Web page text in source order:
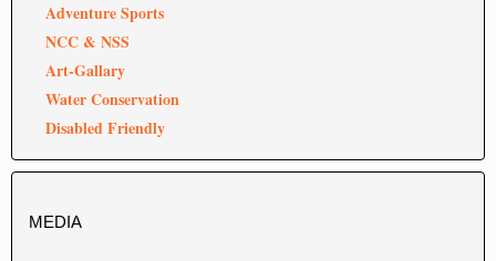
Adventure Sports
NCC & NSS
Art-Gallary
Water Conservation
Disabled Friendly
MEDIA